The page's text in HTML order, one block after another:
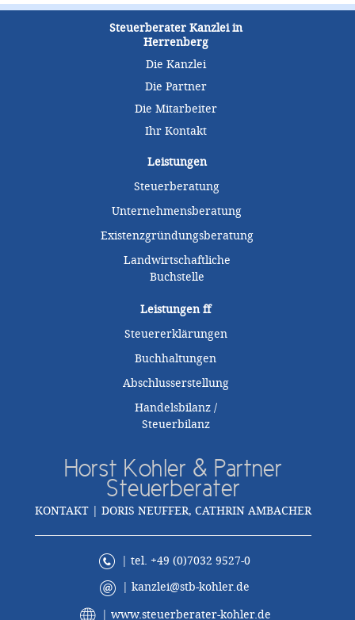
Steuerberater Kanzlei in
Herrenberg
Die Kanzlei
Die Partner
Die Mitarbeiter
Ihr Kontakt
Leistungen
Steuerberatung
Unternehmensberatung
Existenzgründungsberatung
Landwirtschaftliche
Buchstelle
Leistungenff
Steuererklärungen
Buchhaltungen
Abschlusserstellung
Handelsbilanz /
Steuerbilanz
Horst Kohler & Partner
Steuerberater
KONTAKT | DORIS NEUFFER, CATHRIN AMBACHER
| tel. +49 (0)7032 9527-0
| kanzlei@stb-kohler.de
| www.steuerberater-kohler.de